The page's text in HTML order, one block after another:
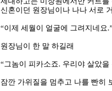
신혼이던 원장님이나 나나 서로
“이제 세월이 얼굴에 그려지네요.”
원장님이 한 말 하길래
“그놈이 피카소죠. 우리야 살았을
잠깐 가위질을 멈추고 나를 빤히